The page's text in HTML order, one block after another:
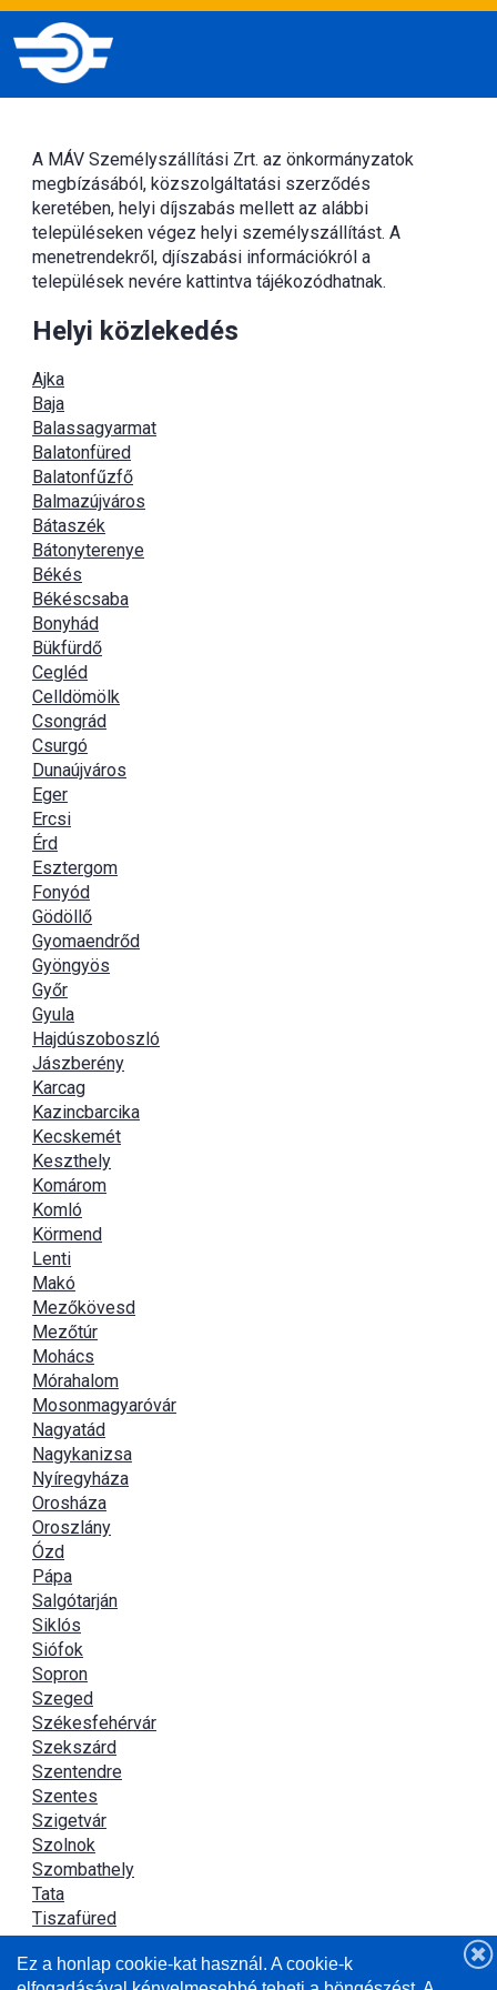
A MÁV Személyszállítási Zrt. az önkormányzatok
megbízásából, közszolgáltatási szerződés
keretében, helyi díjszabás mellett az alábbi
településeken végez helyi személyszállítást. A
menetrendekről, djíszabási információkról a
települések nevére kattintva tájékozódhatnak.
Helyi közlekedés
Ajka
Baja
Balassagyarmat
Balatonfüred
Balatonfűzfő
Balmazújváros
Bátaszék
Bátonyterenye
Békés
Békéscsaba
Bonyhád
Bükfürdő
Cegléd
Celldömölk
Csongrád
Csurgó
Dunaújváros
Eger
Ercsi
Érd
Esztergom
Fonyód
Gödöllő
Gyomaendrőd
Gyöngyös
Győr
Gyula
Hajdúszoboszló
Jászberény
Karcag
Kazincbarcika
Kecskemét
Keszthely
Komárom
Komló
Körmend
Lenti
Makó
Mezőkövesd
Mezőtúr
Mohács
Mórahalom
Mosonmagyaróvár
Nagyatád
Nagykanizsa
Nyíregyháza
Orosháza
Oroszlány
Ózd
Pápa
Salgótarján
Siklós
Siófok
Sopron
Szeged
Székesfehérvár
Szekszárd
Szentendre
Szentes
Szigetvár
Szolnok
Szombathely
Tata
Tiszafüred
Újszász
Ez a honlap cookie-kat használ. A cookie-k